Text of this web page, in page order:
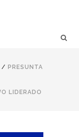
/ PRESUNTA
LIDERADO